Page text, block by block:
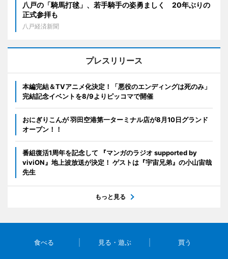
八戸の「騎馬打毬」、若手騎手の姿勇ましく 20年ぶりの
正式参拝も
八戸経済新聞
プレスリリース
本編完結＆TVアニメ化決定！「悪役のエンディングは死のみ」
完結記念イベントを8/9よりピッコマで開催
おにぎりこんが 羽田空港第一ターミナル店が8月10日グランド
オープン！！
番組復活1周年を記念して 『マンガのラジオ supported by
viviON』地上波放送が決定！ ゲストは『宇宙兄弟』の小山宙哉
先生
もっと見る
食べる 見る・遊ぶ 買う